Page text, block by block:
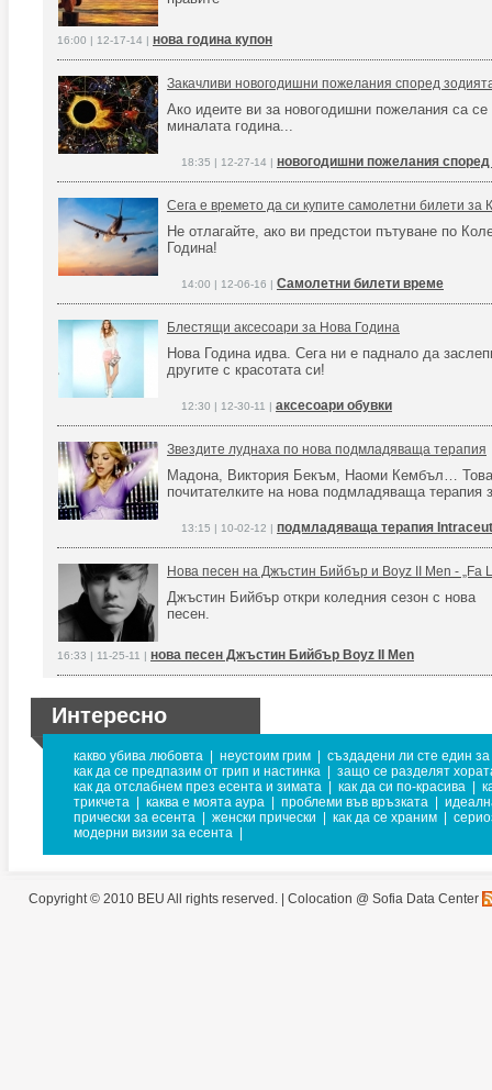
16:00 | 12-17-14 | нова година купон
Закачливи новогодишни пожелания според
Ако идеите ви за новогодишни пожелания са
миналата година...
18:35 | 12-27-14 | новогодишни пожелания според
Сега е времето да си купите самолетни билети за
Не отлагайте, ако ви предстои пътуване по
Година!
14:00 | 12-06-16 | Самолетни билети време
Блестящи аксесоари за Нова Година
Нова Година идва. Сега ни е паднало да
другите с красотата си!
12:30 | 12-30-11 | аксесоари обувки
Звездите луднаха по нова подмладяваща терапия
Мадона, Виктория Бекъм, Наоми Кембъл…
почитателките на нова подмладяваща терапия
13:15 | 10-02-12 | подмладяваща терапия
Нова песен на Джъстин Бийбър и Boyz II Men - „Fa
Джъстин Бийбър откри коледния сезон с нова
песен.
16:33 | 11-25-11 | нова песен Джъстин Бийбър Boyz II Men
Интересно
какво убива любовта неустоим грим
създадени ли сте един за
как да се предпазим от грип и настинка
защо се разделят
как да отслабнем през есента и зимата
как да си по-красива
трикчета
каква е моята аура проблеми във връзката
прически за есента
женски прически как да се храним
модерни визии за есента
Copyright © 2010 BEU All rights reserved. | Colocation @ Sofia Data Center